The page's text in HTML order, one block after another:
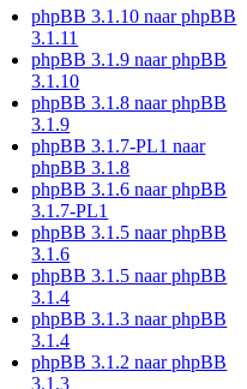
phpBB 3.1.10 naar phpBB
3.1.11
phpBB 3.1.9 naar phpBB
3.1.10
phpBB 3.1.8 naar phpBB
3.1.9
phpBB 3.1.7-PL1 naar
phpBB 3.1.8
phpBB 3.1.6 naar phpBB
3.1.7-PL1
phpBB 3.1.5 naar phpBB
3.1.6
phpBB 3.1.5 naar phpBB
3.1.4
phpBB 3.1.3 naar phpBB
3.1.4
phpBB 3.1.2 naar phpBB
3.1.3